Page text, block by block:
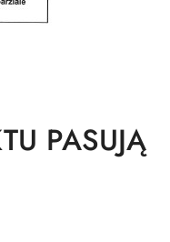
PASUJĄ